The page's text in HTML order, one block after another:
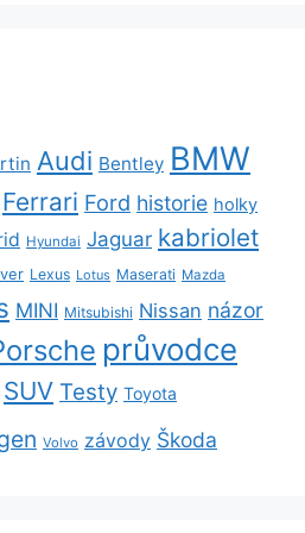
Audi Bentley BMW
Ferrari Ford historie holky
Hyundai Jaguar kabriolet
Lexus Lotus Maserati Mazda
MINI Mitsubishi Nissan názor
průvodce
SUV Testy Toyota
Volvo závody Škoda